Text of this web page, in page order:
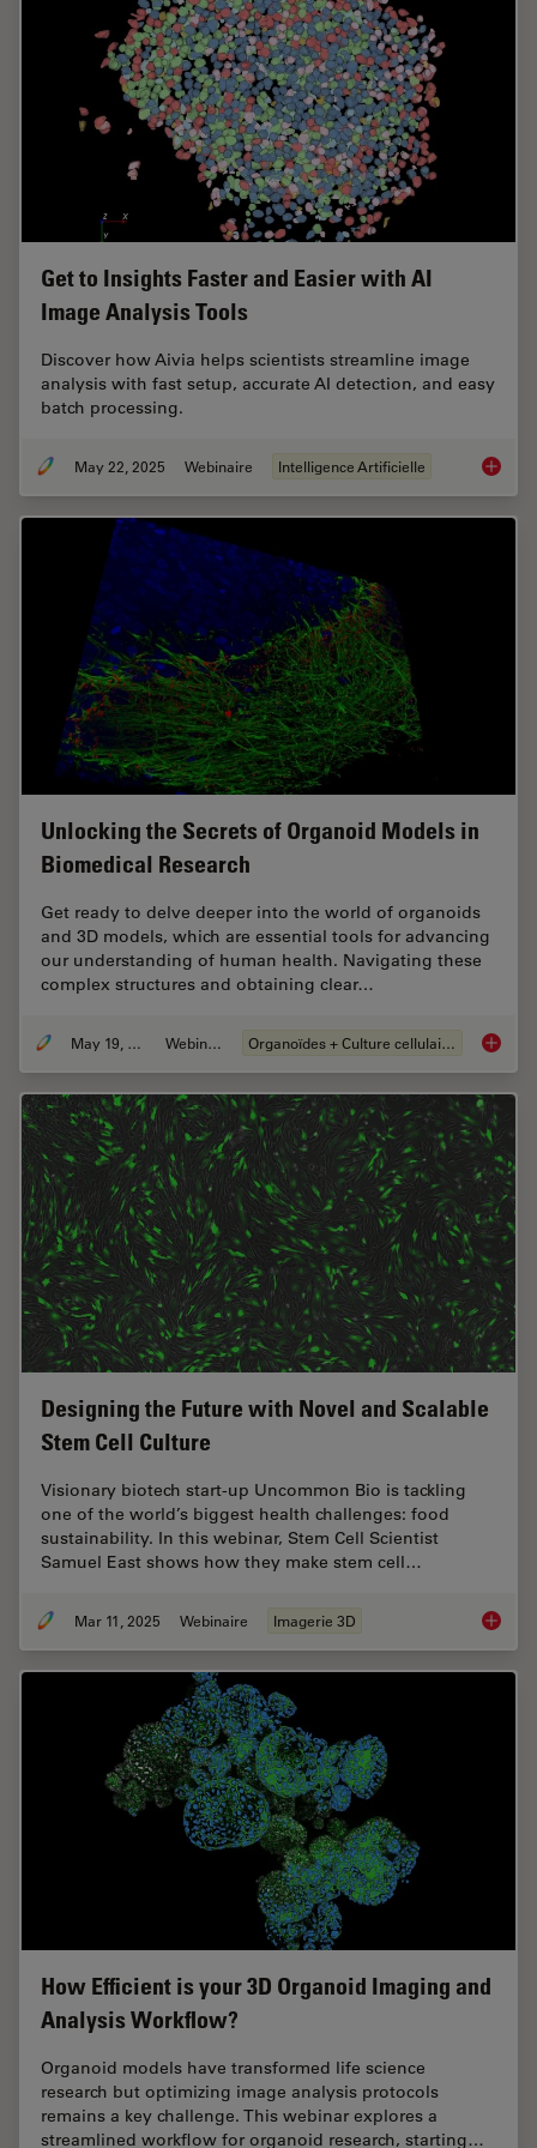
Get to Insights Faster and Easier with AI
Image Analysis Tools
Discover how Aivia helps scientists streamline image
analysis with fast setup, accurate AI detection, and easy
batch processing.
May 22, 2025 Webinaire Intelligence Artificielle Get to
Unlocking the Secrets of Organoid Models in
Biomedical Research
Get ready to delve deeper into the world of organoids
and 3D models, which are essential tools for advancing
our understanding of human health. Navigating these
complex structures and obtaining clear…
May 19, 2025 Webinaire Organoïdes + Culture cellulaire en 3D
Designing the Future with Novel and Scalable
Stem Cell Culture
Visionary biotech start-up Uncommon Bio is tackling
one of the world’s biggest health challenges: food
sustainability. In this webinar, Stem Cell Scientist
Samuel East shows how they make stem cell…
Mar 11, 2025 Webinaire Imagerie 3D
How Efficient is your 3D Organoid Imaging and
Analysis Workflow?
Organoid models have transformed life science
research but optimizing image analysis protocols
remains a key challenge. This webinar explores a
streamlined workflow for organoid research, starting…